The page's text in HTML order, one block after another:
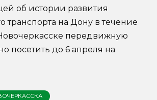
об истории развития
транспорта на Дону в течение
передвижную
посетить до 6 апреля на